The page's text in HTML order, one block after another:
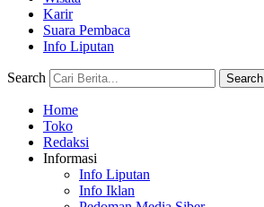
Karir
Suara Pembaca
Info Liputan
Search Search
Home
Toko
Redaksi
Informasi
Info Liputan
Info Iklan